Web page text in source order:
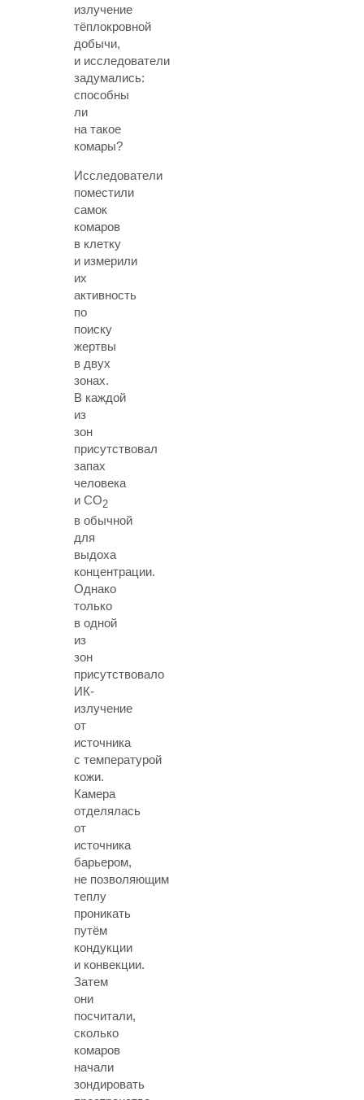
излучение
тёплокровной
добычи,
и исследователи
задумались:
способны
ли
на такое
комары?
Исследователи
поместили
самок
комаров
в клетку
и измерили
их
активность
по
поиску
жертвы
в двух
зонах.
В каждой
из
зон
присутствовал
запах
человека
и СО2
в обычной
для
выдоха
концентрации.
Однако
только
в одной
из
зон
присутствовало
ИК-
излучение
от
источника
с температурой
кожи.
Камера
отделялась
от
источника
барьером,
не позволяющим
теплу
проникать
путём
кондукции
и конвекции.
Затем
они
посчитали,
сколько
комаров
начали
зондировать